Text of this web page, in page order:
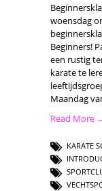
woensdag
Beginners!
een rustig
karate te
Maandag
Read More
KARATE